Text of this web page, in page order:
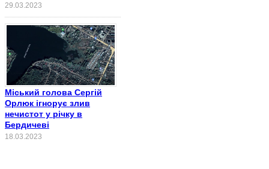
29.03.2023
Міський голова Сергій
Орлюк ігнорує злив
нечистот у річку в
Бердичеві
18.03.2023